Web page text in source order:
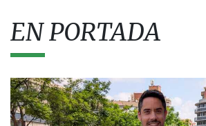
EN PORTADA